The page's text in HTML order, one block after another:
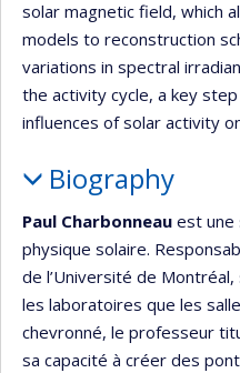
solar magnetic field, which
models to reconstruction
variations in spectral
the activity cycle, a key
influences of solar activity
Biography
Paul Charbonneau est une
physique solaire.
de l’Université de
les laboratoires que les
chevronné, le professeur
sa capacité à créer des